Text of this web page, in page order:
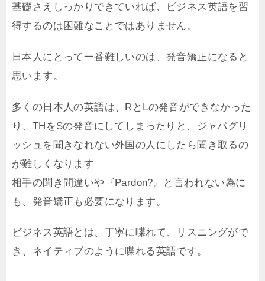
基礎さえしっかりできていれば、ビジネス英語を習
得するのは困難なことではありません。
日本人にとって一番難しいのは、発音矯正になると
思います。
多くの日本人の英語は、RとLの発音ができなかった
り、THをSの発音にしてしまったりと、ジャパグリ
ッシュを聞きなれない外国の人にしたら聞き取るの
が難しくなります
相手の聞き間違いや『Pardon?』と言われない為に
も、発音矯正も必要になります。
ビジネス英語とは、丁寧に喋れて、リスニングがで
き、ネイティブのように喋れる英語です。